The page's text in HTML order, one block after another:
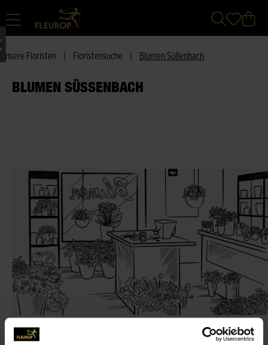
Unsere Floristen Floristensuche Blumen Süßenbach
BLUMEN SÜSSENBACH